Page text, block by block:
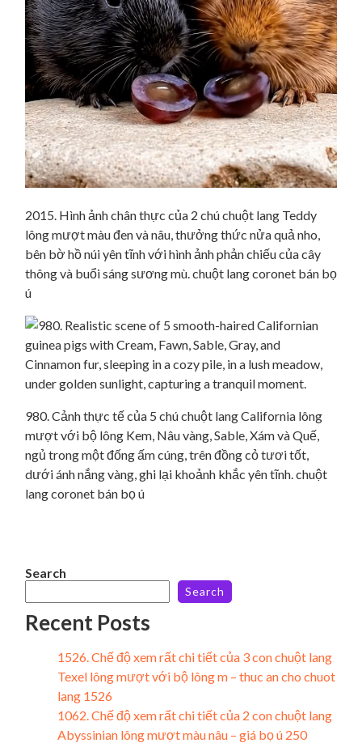
2015. Hình ảnh chân thực của 2 chú chuột lang Teddy
lông mượt màu đen và nâu, thưởng thức nửa quả nho,
bên bờ hồ núi yên tĩnh với hình ảnh phản chiếu của cây
thông và buổi sáng sương mù. chuột lang coronet bán bọ
ú
980. Cảnh thực tế của 5 chú chuột lang California lông
mượt với bộ lông Kem, Nâu vàng, Sable, Xám và Quế,
ngủ trong một đống ấm cúng, trên đồng cỏ tươi tốt,
dưới ánh nắng vàng, ghi lại khoảnh khắc yên tĩnh. chuột
lang coronet bán bọ ú
Search
Search
Recent Posts
1526. Chế độ xem rất chi tiết của 3 con chuột lang
Texel lông mượt với bộ lông m – thuc an cho chuot
lang 1526
1062. Chế độ xem rất chi tiết của 2 con chuột lang
Abyssinian lông mượt màu nâu – giá bọ ú 250